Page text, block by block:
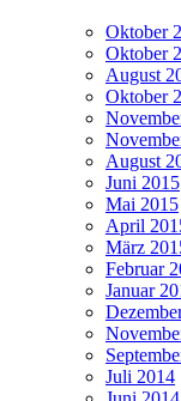
Oktober
Oktober
August
Oktober
August
Juni 2015
Mai 2015
April
März
Februar
Januar
Juli 2014